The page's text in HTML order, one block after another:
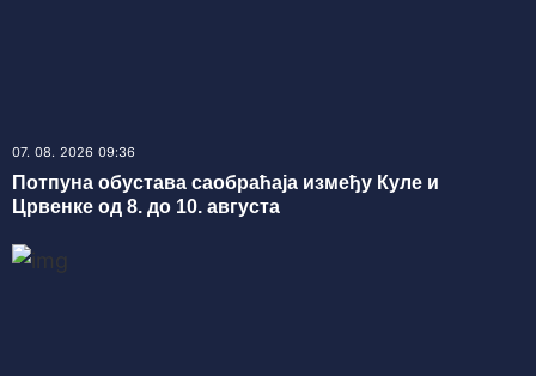
07. 08. 2026 09:36
Потпуна обустава саобраћаја између Куле и
Црвенке од 8. до 10. августа